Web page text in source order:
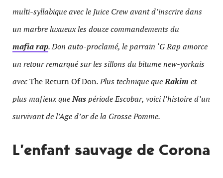
multi-syllabique avec le Juice Crew avant d’inscrire dans
un marbre luxueux les douze commandements du
mafia rap. Don auto-proclamé, le parrain ‘G Rap amorce
un retour remarqué sur les sillons du bitume new-yorkais
avecThe Return Of Don. Plus technique queRakim et
plus mafieux queNaspériode Escobar, voici l’histoire d’un
survivant de l’Age d’or de la Grosse Pomme.
L’enfant sauvage de Corona